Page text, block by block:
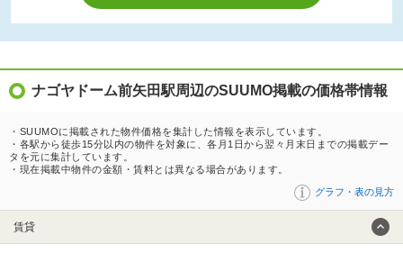
ナゴヤドーム前矢田駅周辺のSUUMO掲載の価格帯情報
・SUUMOに掲載された物件価格を集計した情報を表示しています。
・各駅から徒歩15分以内の物件を対象に、各月1日から翌々月末日までの掲載デー
タを元に集計しています。
・現在掲載中物件の金額・賃料とは異なる場合があります。
グラフ・表の見方
賃貸